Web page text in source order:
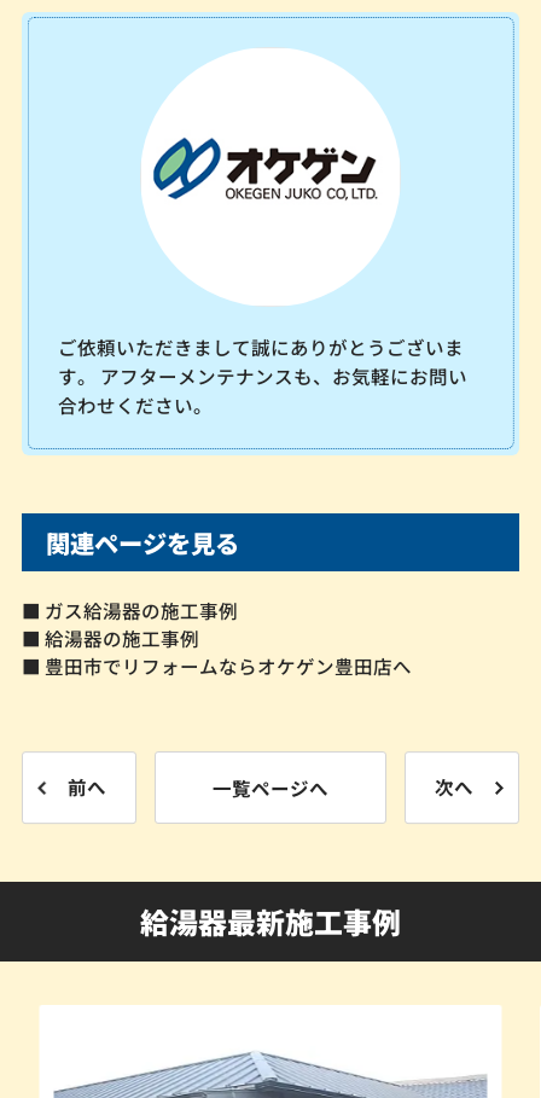
ご依頼いただきまして誠にありがとうございま
す。 アフターメンテナンスも、お気軽にお問い
合わせください。
関連ページを見る
■ ガス給湯器の施工事例
■ 給湯器の施工事例
■ 豊田市でリフォームならオケゲン豊田店へ
前へ 一覧ページへ 次へ
給湯器最新施工事例